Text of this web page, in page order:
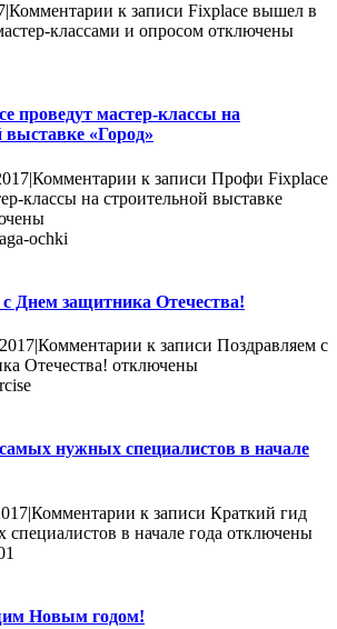
|Комментарии к записи Fixplace вышел в
классами и опросом отключены
проведут мастер-классы на
выставке «Город»
|Комментарии к записи Профи Fixplace
классы на строительной выставке
Днем защитника Отечества!
|Комментарии к записи Поздравляем с
Отечества! отключены
нужных специалистов в начале
|Комментарии к записи Краткий гид
в начале года отключены
Новым годом!